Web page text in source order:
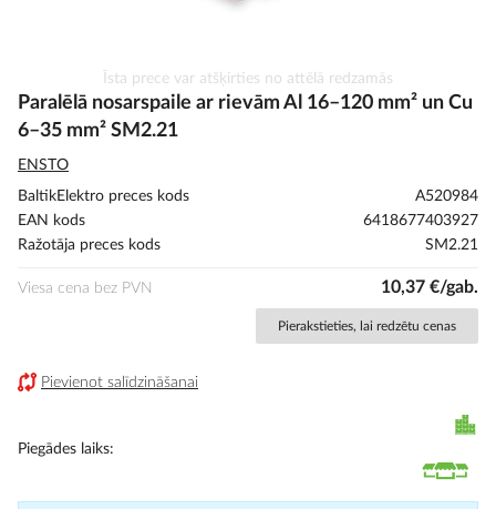
uz
galerijas
Īsta prece var atšķirties no attēlā redzamās
Paralēlā nosarspaile ar rievām Al 16–120 mm² un Cu
6–35 mm² SM2.21
ENSTO
BaltikElektro preces kods
A520984
EAN kods
6418677403927
Ražotāja preces kods
SM2.21
Viesa cena bez PVN 10,37 €/gab.
Pierakstieties, lai redzētu cenas
Pievienot salīdzināšanai
Piegādes laiks